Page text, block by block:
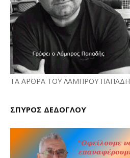
ΤΑ ΑΡΘΡΑ ΤΟΥ ΛΑΜΠΡΟΥ ΠΑΠΑΔΗ
ΣΠΥΡΟΣ ΔΕΔΟΓΛΟΥ